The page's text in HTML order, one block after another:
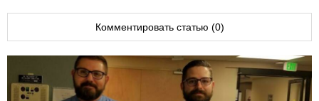
Комментировать статью (0)